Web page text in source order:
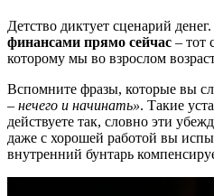
Детство диктует сценарий
финансами прямо сейчас – тот
которому мы во взрослом
Вспомните фразы, которые вы
– нечего и начинать». Такие
действуете так, словно эти
даже с хорошей работой вы
внутренний бунтарь